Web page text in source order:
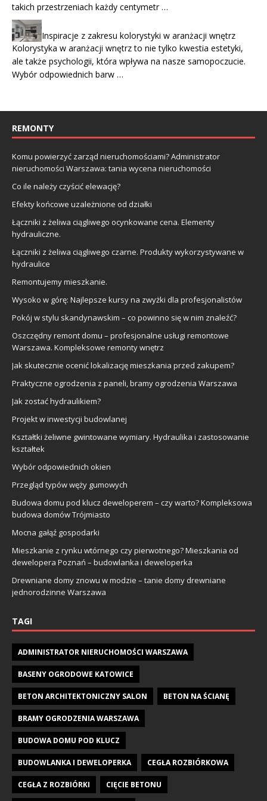
takich przestrzeniach każdy centymetr …
Inspiracje z zakresu kolorystyki w aranżacji wnętrz
Kolorystyka w aranżacji wnętrz to nie tylko kwestia estetyki,
ale także psychologii, która wpływa na nasze samopoczucie.
Wybór odpowiednich barw …
REMONTY
Komu powierzyć zarząd nieruchomościami? Administrator
nieruchomości Warszawa: tania wycena nieruchomości
Co ile należy czyścić elewację?
Efekty końcowe uzależnione od działki
Łączniki z żeliwa ciągliwego ocynkowane cena. Elementy
hydrauliczne.
Łączniki z żeliwa ciągliwego czarne. Produkty wykorzystywane w
hydraulice
Remontujemy mieszkanie.
Wysoko w górę: Najlepsze kursy na zwyżki dla profesjonalistów
Pokój w stylu skandynawskim – co powinno się w nim znaleźć?
Oszczędny remont domu – profesjonalne usługi remontowe
Warszawa. Kompleksowe remonty wnętrz
Jak skutecznie ocenić lokalizację mieszkania przed zakupem?
Praktyczne ogrodzenia z paneli, bramy ogrodzenia Warszawa
Jak zostać hydraulikiem?
Projekt w inwestycji budowlanej
Kształtki żeliwne gwintowane wymiary. Hydraulika i zastosowanie
kształtek
Wybór odpowiednich okien
Przegląd typów węży gumowych
Budowa domu pod klucz deweloperem – czy warto? Kompleksowa
budowa domów Trójmiasto
Mocna gałąź gospodarki
Mieszkanie z rynku wtórnego czy pierwotnego? Mieszkania od
dewelopera Poznań – budowlanka i deweloperka
Drewniane domy znowu w modzie – tanie domy drewniane
jednorodzinne Warszawa
TAGI
ADMINISTRATOR NIERUCHOMOŚCI WARSZAWA
BASENY OGRODOWE KATOWICE
BETON ARCHITEKTONICZNY SALON BETON NA ŚCIANĘ
BRAMY OGRODZENIA WARSZAWA
BUDOWA DOMU POD KLUCZ
BUDOWLANKA I DEWELOPERKA CEGŁA ROZBIÓRKOWA
CEGŁA Z ROZBIÓRKI CIĘCIE BETONU